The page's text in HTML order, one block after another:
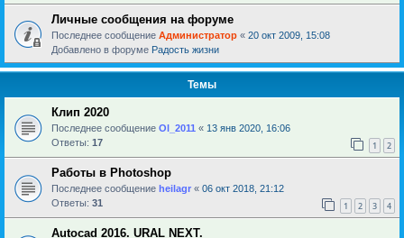
Личные сообщения на форуме
Последнее сообщение Администратор « 20 окт 2009, 15:08
Добавлено в форуме Радость жизни
Темы
Клип 2020
Последнее сообщение Ol_2011 « 13 янв 2020, 16:06
Ответы: 17 1 2
Работы в Photoshop
Последнее сообщение heilagr « 06 окт 2018, 21:12
Ответы: 31 1 2 3 4
Autocad 2016. URAL NEXT.